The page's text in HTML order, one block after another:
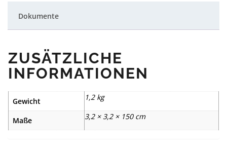
Dokumente
ZUSÄTZLICHE
INFORMATIONEN
Gewicht 1,2 kg
Maße 3,2 × 3,2 × 150 cm